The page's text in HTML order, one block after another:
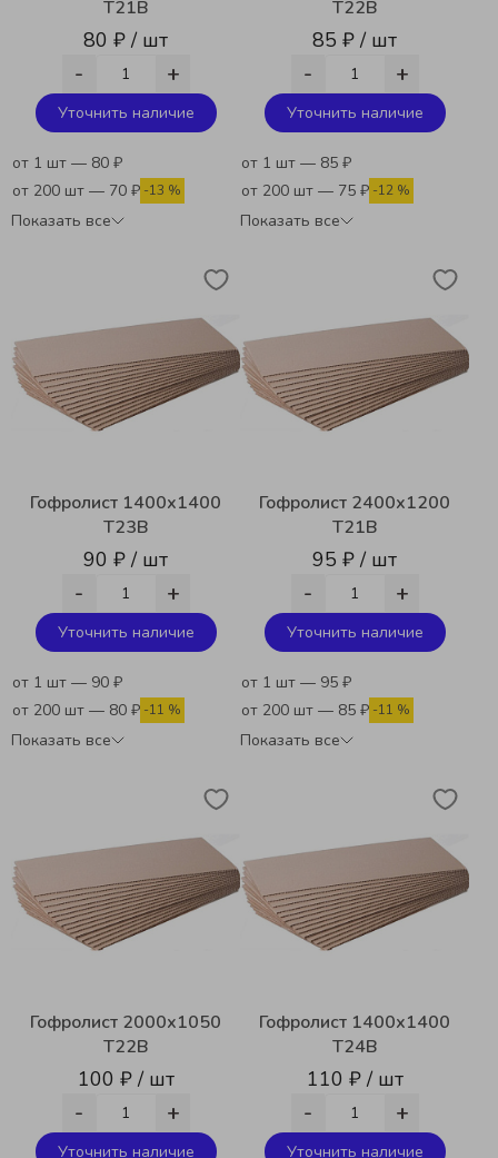
Т21В
80 ₽ / шт
- +
Уточнить наличие
от 1 шт — 80 ₽
от 200 шт — 70 ₽ -13 %
Показать все
Т22В
85 ₽ / шт
- +
Уточнить наличие
от 1 шт — 85 ₽
от 200 шт — 75 ₽ -12 %
Показать все
Гофролист 1400х1400
Т23В
90 ₽ / шт
- +
Уточнить наличие
от 1 шт — 90 ₽
от 200 шт — 80 ₽ -11 %
Показать все
Гофролист 2400х1200
Т21В
95 ₽ / шт
- +
Уточнить наличие
от 1 шт — 95 ₽
от 200 шт — 85 ₽ -11 %
Показать все
Гофролист 2000х1050
Т22В
100 ₽ / шт
- +
Уточнить наличие
Гофролист 1400х1400
Т24В
110 ₽ / шт
- +
Уточнить наличие